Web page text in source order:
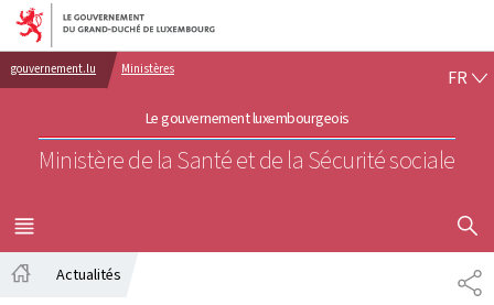
Aller au menu principal
Aller au contenu
gouvernement.lu Ministères
Le gouvernement luxembourgeois
Ministère de la Santé et de la Sécurité sociale
FR
MENU
PRINCIPAL
Actualités